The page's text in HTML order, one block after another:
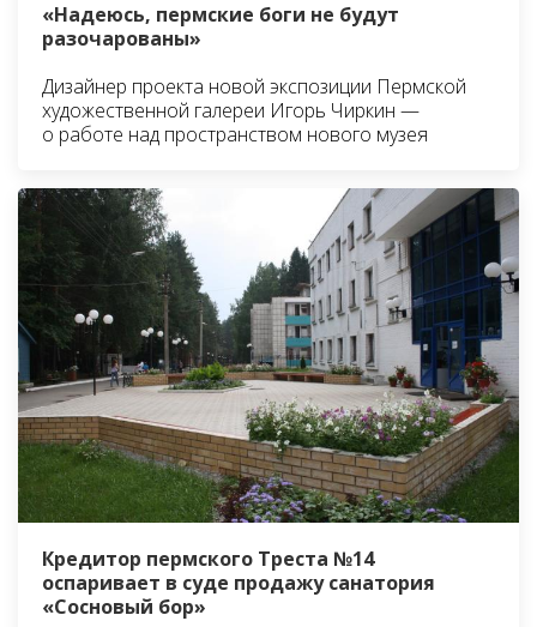
«Надеюсь, пермские боги не будут
разочарованы»
Дизайнер проекта новой экспозиции Пермской
художественной галереи Игорь Чиркин —
о работе над пространством нового музея
Кредитор пермского Треста №14
оспаривает в суде продажу санатория
«Сосновый бор»